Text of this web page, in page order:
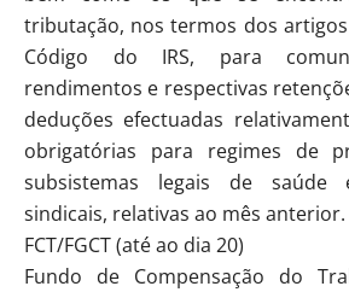
tributação, nos termos dos artigos
Código do IRS, para
rendimentos e respectivas
deduções efectuadas
obrigatórias para regimes de
subsistemas legais de saúde
sindicais, relativas ao mês anterior.
FCT/FGCT (até ao dia 20)
Fundo de Compensação do